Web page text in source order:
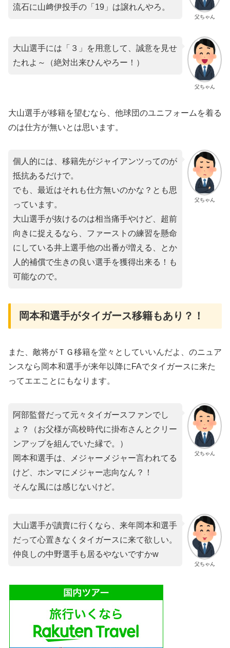
父ちゃん
流石に山﨑伊投手の「19」は譲れんやろ。
父ちゃん
大山選手には「３」を用意して、誠意を見せ
たれよ～（絶対出来ひんやろー！）
大山選手が移籍を望むなら、他球団のユニフォームを着る
のは仕方が無いとは思います。
父ちゃん
個人的には、移籍先がジャイアンツってのが
抵抗あるだけで。
でも、最近はそれも仕方無いのかな？とも思
っています。
大山選手が抜けるのは相当痛手やけど、超前
向きに捉えるなら、ファーストの練習を懸命
にしている井上選手他の出番が増える、とか
人的補償で生きの良い選手を獲得出来る！も
可能なので。
岡本和選手がタイガース移籍もあり？！
また、敵将がＴＧ移籍を堂々としていいんだよ、のニュア
ンスなら岡本和選手が来年以降にFAでタイガースに来た
ってエエことにもなります。
父ちゃん
阿部監督だって元々タイガースファンでし
ょ？（お父様が高校時代に掛布さんとクリー
ンアップを組んでいた縁で。）
岡本和選手は、メジャーメジャー言われてる
けど、ホンマにメジャー志向なん？！
そんな風には感じないけど。
父ちゃん
大山選手が讀賣に行くなら、来年岡本和選手
だって心置きなくタイガースに来て欲しい。
仲良しの中野選手も居るやないですかw